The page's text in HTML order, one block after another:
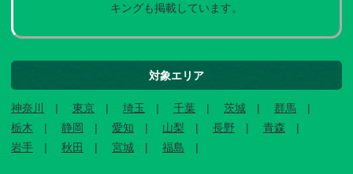
キングも掲載しています。
対象エリア
神奈川 東京 埼玉 千葉 茨城
群馬
栃木
静岡 愛知 山梨 長野
青森
岩手
秋田 宮城 福島